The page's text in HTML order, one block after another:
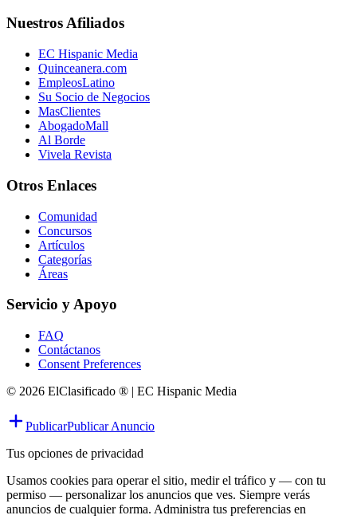
Nuestros Afiliados
EC Hispanic Media
Quinceanera.com
EmpleosLatino
Su Socio de Negocios
MasClientes
AbogadoMall
Al Borde
Vivela Revista
Otros Enlaces
Comunidad
Concursos
Artículos
Categorías
Áreas
Servicio y Apoyo
FAQ
Contáctanos
Consent Preferences
© 2026 ElClasificado ® | EC Hispanic Media
PublicarPublicar Anuncio
Tus opciones de privacidad
Usamos cookies para operar el sitio, medir el tráfico y — con tu
permiso — personalizar los anuncios que ves. Siempre verás
anuncios de cualquier forma. Administra tus preferencias en